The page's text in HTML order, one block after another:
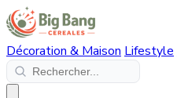
Décoration & Maison Lifestyle